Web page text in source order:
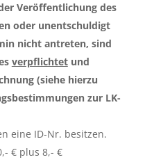
Veröffentlichung des
oder unentschuldigt
nicht antreten, sind
verpflichtetund
(siehe hierzu
zur LK-
eine ID-Nr. besitzen.
€ plus 8,- €